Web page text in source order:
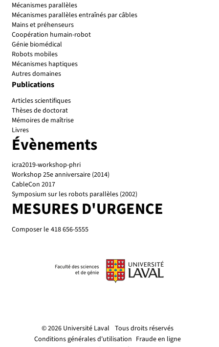
© 2026 Université Laval Tous droits réservés
Conditions générales d'utilisation Fraude en ligne
Mécanismes parallèles
Mécanismes parallèles entraînés par câbles
Mains et préhenseurs
Coopération humain-robot
Génie biomédical
Robots mobiles
Mécanismes haptiques
Autres domaines
Publications
Articles scientifiques
Thèses de doctorat
Mémoires de maîtrise
Livres
Évènements
icra2019-workshop-phri
Workshop 25e anniversaire (2014)
CableCon 2017
Symposium sur les robots parallèles (2002)
MESURES D'URGENCE
Composer le 418 656-5555